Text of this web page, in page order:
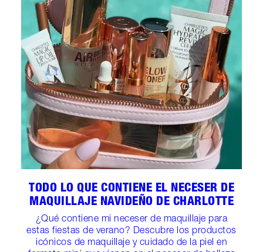
TODO LO QUE CONTIENE EL NECESER DE
MAQUILLAJE NAVIDEÑO DE CHARLOTTE
¿Qué contiene mi neceser de maquillaje para
estas fiestas de verano? Descubre los productos
icónicos de maquillaje y cuidado de la piel en